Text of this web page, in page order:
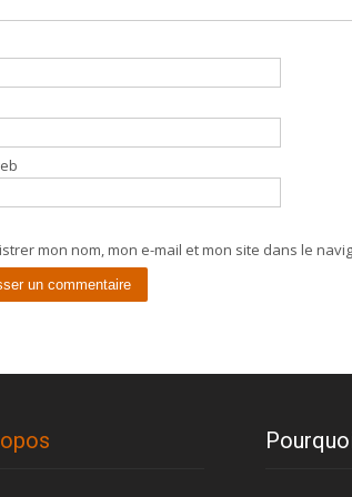
mon nom, mon e-mail et mon site dans le